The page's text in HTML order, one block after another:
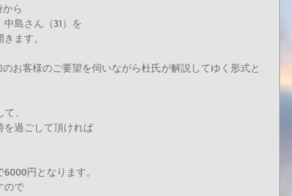
ら
島さん（31）を
ます。
お客様のご要望を伺いながら杜氏が解説してゆく形式と
て、
を過ごして頂ければ
円となります。
ので